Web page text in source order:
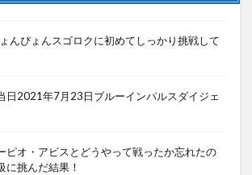
んぴょんスゴロクに初めてしっかり挑戦して
日2021年7月23日ブルーインパルスダイジェ
ピオ・アビスとどうやって戦ったか忘れたの
に挑んだ結果！